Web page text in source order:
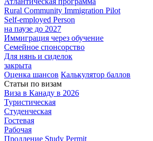
Rural Community Immigration Pilot
Self-employed Person
на паузе до 2027
Иммиграция через обучение
Семейное спонсорство
Для нянь и сиделок
закрыта
Оценка шансов Калькулятор баллов
Статьи по визам
Виза в Канаду в 2026
Туристическая
Студенческая
Гостевая
Рабочая
Продление Study Permit